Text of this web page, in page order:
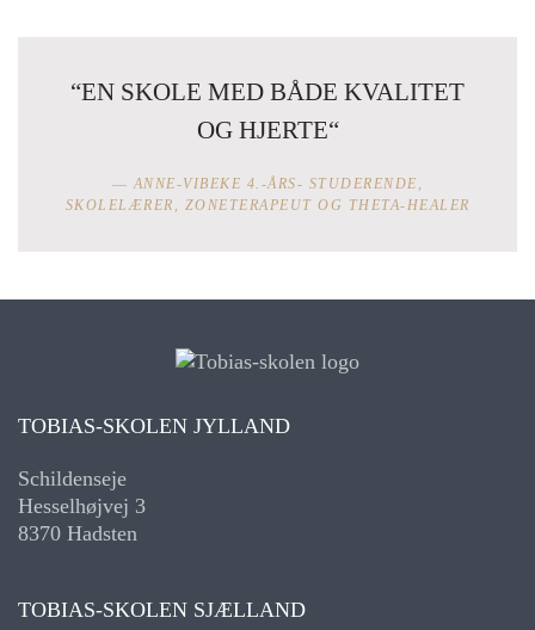
“EN SKOLE MED BÅDE KVALITET
OG HJERTE“
ANNE-VIBEKE 4.-ÅRS- STUDERENDE,
SKOLELÆRER, ZONETERAPEUT OG THETA-HEALER
TOBIAS-SKOLEN JYLLAND
Schildenseje
Hesselhøjvej 3
8370 Hadsten
TOBIAS-SKOLEN SJÆLLAND